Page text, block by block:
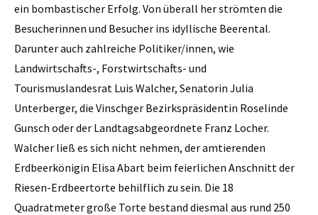
ein bombastischer Erfolg. Von überall her strömten die
Besucherinnen und Besucher ins idyllische Beerental.
Darunter auch zahlreiche Politiker/innen, wie
Landwirtschafts-, Forstwirtschafts- und
Tourismuslandesrat Luis Walcher, Senatorin Julia
Unterberger, die Vinschger Bezirkspräsidentin Roselinde
Gunsch oder der Landtagsabgeordnete Franz Locher.
Walcher ließ es sich nicht nehmen, der amtierenden
Erdbeerkönigin Elisa Abart beim feierlichen Anschnitt der
Riesen-Erdbeertorte behilflich zu sein. Die 18
Quadratmeter große Torte bestand diesmal aus rund 250